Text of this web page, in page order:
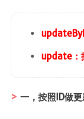
update：
一，按照ID做